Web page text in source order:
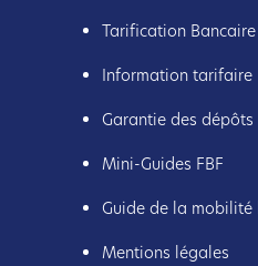
Tarification Bancaire
Information tarifaire
Garantie des dépôts
Mini-Guides FBF
Guide de la mobilité
Mentions légales